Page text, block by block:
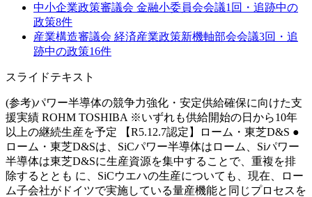
中小企業政策審議会 金融小委員会会議1 回・追跡中の
政策8件
産業構造審議会 経済産業政策新機軸部会会議3回・追
跡中の政策16件
スライドテキスト
(参考)パワー半導体の競争力強化・安定供給確保に向けた支
援実績 ROHM TOSHIBA ※いずれも供給開始の日から10年
以上の継続生産を予定 【R5.12.7認定】ローム・東芝D&S ●
ローム・東芝D&Sは、SiCパワー半導体はローム、Siパワー
半導体は東芝D&Sに生産資源を集中することで、重複を排
除するととも に、SiCウエハの生産についても、現在、ロー
ム子会社がドイツで実施している量産機能と同じプロセスを